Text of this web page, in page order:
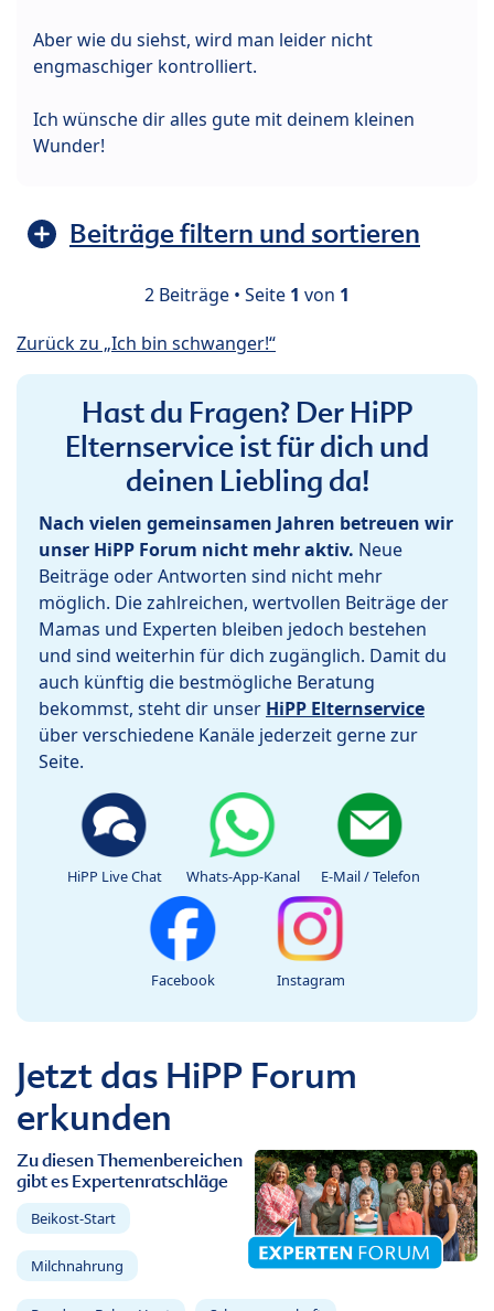
Aber wie du siehst, wird man leider nicht
engmaschiger kontrolliert.
Ich wünsche dir alles gute mit deinem kleinen
Wunder!
Beiträge filtern und sortieren
2 Beiträge • Seite 1 von 1
Zurück zu „Ich bin schwanger!“
Hast du Fragen? Der HiPP
Elternservice ist für dich und
deinen Liebling da!
Nach vielen gemeinsamen Jahren betreuen wir
unser HiPP Forum nicht mehr aktiv. Neue
Beiträge oder Antworten sind nicht mehr
möglich. Die zahlreichen, wertvollen Beiträge der
Mamas und Experten bleiben jedoch bestehen
und sind weiterhin für dich zugänglich. Damit du
auch künftig die bestmögliche Beratung
bekommst, steht dir unser HiPP Elternservice
über verschiedene Kanäle jederzeit gerne zur
Seite.
HiPP Live Chat Whats-App-Kanal E-Mail / Telefon
Facebook Instagram
Jetzt das HiPP Forum
erkunden
Zu diesen Themenbereichen
gibt es Expertenratschläge
Beikost-Start
Milchnahrung